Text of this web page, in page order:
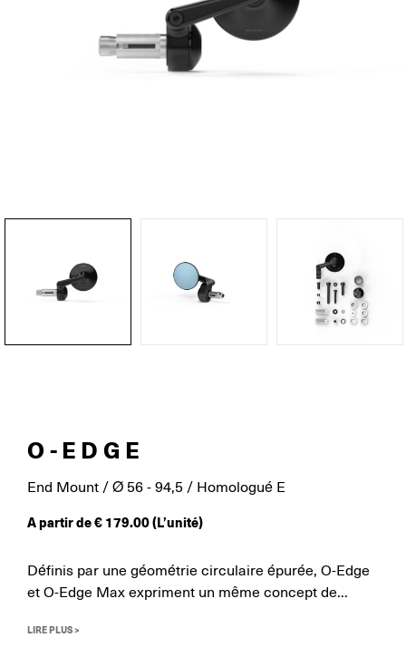
O-EDGE
End Mount / Ø 56 - 94,5 / Homologué E
A partir de€ 179.00(L’unité)
Définis par une géométrie circulaire épurée, O-Edge
et O-Edge Max expriment un même concept de...
LIRE PLUS >